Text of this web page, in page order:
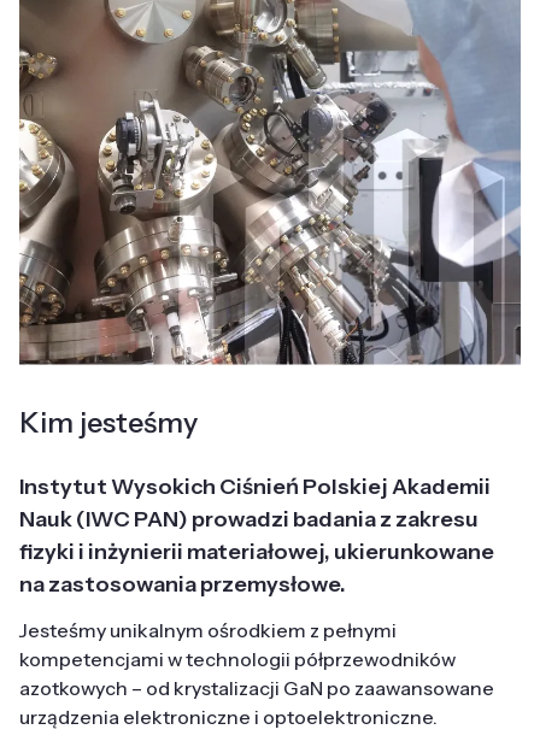
Kim jesteśmy
Instytut Wysokich Ciśnień Polskiej Akademii
Nauk (IWC PAN) prowadzi badania z zakresu
fizyki i inżynierii materiałowej, ukierunkowane
na zastosowania przemysłowe.
Jesteśmy unikalnym ośrodkiem z pełnymi
kompetencjami w technologii półprzewodników
azotkowych – od krystalizacji GaN po zaawansowane
urządzenia elektroniczne i optoelektroniczne.